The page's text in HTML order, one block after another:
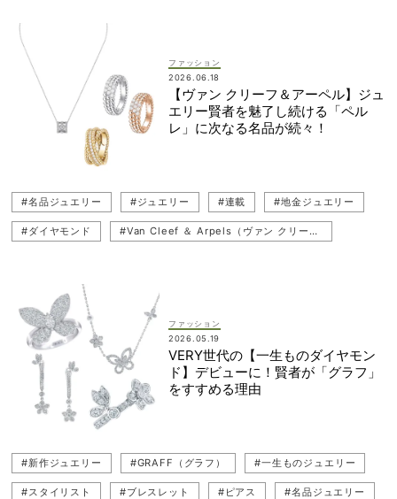
ファッション
2026.06.18
【ヴァン クリーフ＆アーペル】ジュ
エリー賢者を魅了し続ける「ペル
レ」に次なる名品が続々！
#名品ジュエリー #ジュエリー #連載 #地金ジュエリー
#ダイヤモンド #Van Cleef ＆ Arpels（ヴァン クリーフ＆アーペル）
#一生ものジュエリー
ファッション
2026.05.19
VERY世代の【一生ものダイヤモン
ド】デビューに！賢者が「グラフ」
をすすめる理由
#新作ジュエリー #GRAFF（グラフ） #一生ものジュエリー
#スタイリスト #ブレスレット #ピアス #名品ジュエリー